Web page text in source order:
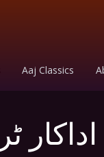
Aaj Classics